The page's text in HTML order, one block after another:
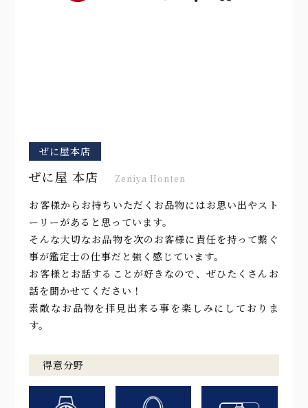
ぜに屋本店
ぜに屋 本店 Zeniya Honten
お客様からお持ちいただくお品物にはお思い出やスト
ーリーがあると思っています。
そんな大切なお品物を次のお客様に責任を持って繋ぐ
事が鑑定士の仕事だと強く感じています。
お客様とお話することが好きなので、ぜひたくさんお
話を聞かせてください！
素敵なお品物を拝見出来る事を楽しみにしておりま
す。
得意分野